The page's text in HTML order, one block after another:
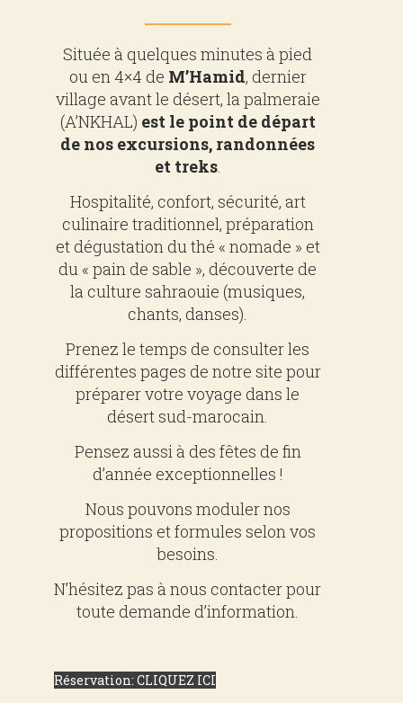
Située à quelques minutes à pied
ou en 4×4 de M’Hamid, dernier
village avant le désert, la palmeraie
(A’NKHAL) est le point de départ
de nos excursions, randonnées
et treks.
Hospitalité, confort, sécurité, art
culinaire traditionnel, préparation
et dégustation du thé « nomade » et
du « pain de sable », découverte de
la culture sahraouie (musiques,
chants, danses).
Prenez le temps de consulter les
différentes pages de notre site pour
préparer votre voyage dans le
désert sud-marocain.
Pensez aussi à des fêtes de fin
d’année exceptionnelles !
Nous pouvons moduler nos
propositions et formules selon vos
besoins.
N’hésitez pas à nous contacter pour
toute demande d’information.
Réservation: CLIQUEZ ICI